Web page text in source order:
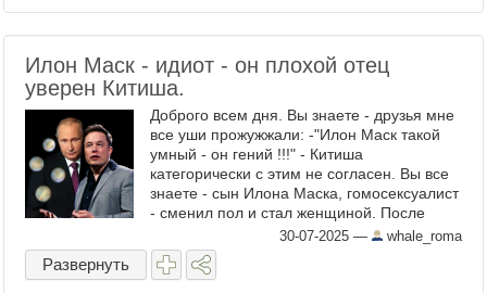
Илон Маск - идиот - он плохой отец
уверен Китиша.
Доброго всем дня. Вы знаете - друзья мне
все уши прожужжали: -"Илон Маск такой
умный - он гений !!!" - Китиша
категорически с этим не согласен. Вы все
знаете - сын Илона Маска, гомосексуалист
- сменил пол и стал женщиной. После
этого Илон Маск буквально спятил - он
стал фашистом, ...
30-07-2025 — whale_roma
Развернуть